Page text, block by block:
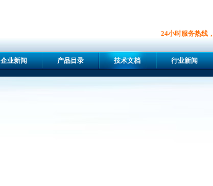
24小时服务热线
企业新闻 产品目录 技术文档 行业新闻